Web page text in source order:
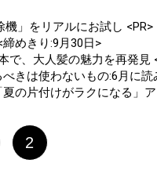
」をリアルにお試し <PR>
めきり:9月30日>
、大人髪の魅力を再発見
きは使わないもの:6月に読
の片付けがラクになる」
2